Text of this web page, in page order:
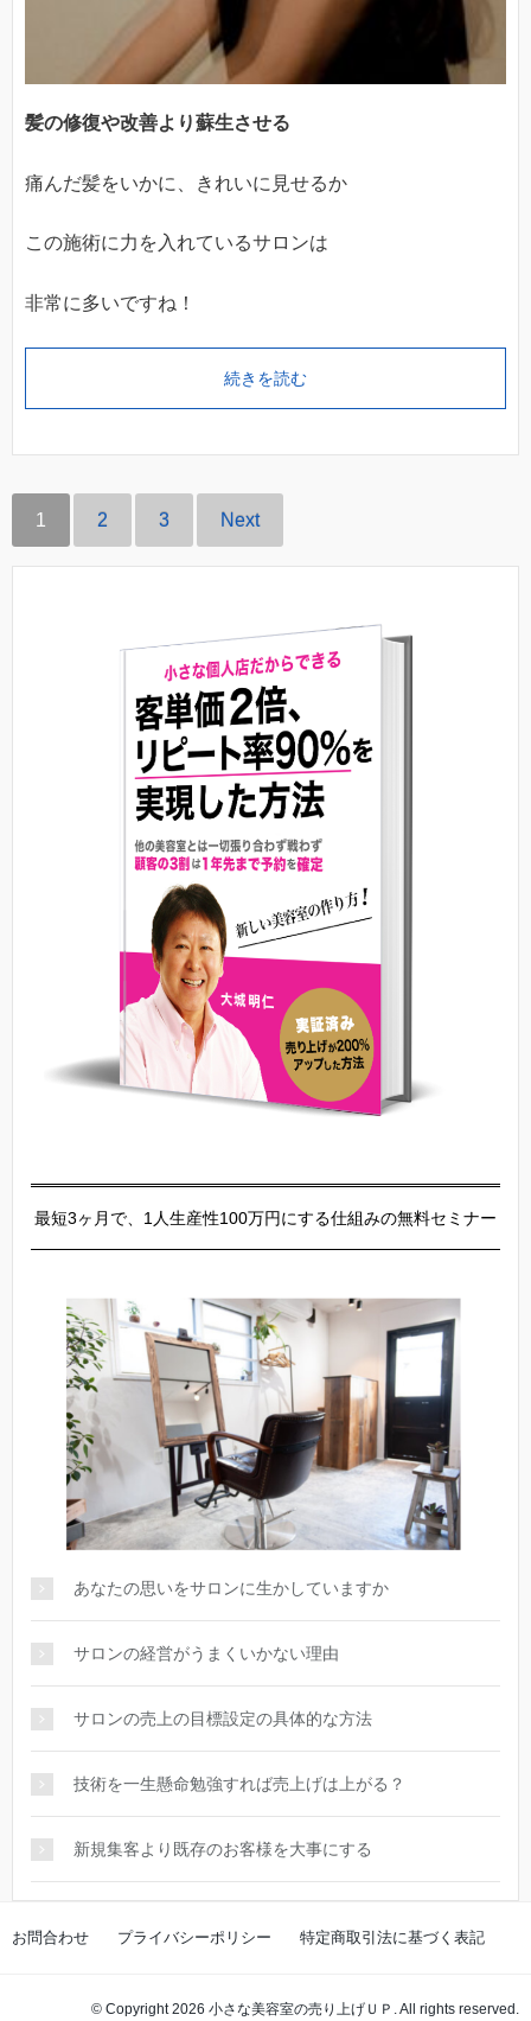
髪の修復や改善より蘇生させる
痛んだ髪をいかに、きれいに見せるか
この施術に力を入れているサロンは
非常に多いですね！
続きを読む
1 2 3 Next
最短3ヶ月で、1人生産性100万円にする仕組みの無料セミナー
あなたの思いをサロンに生かしていますか
サロンの経営がうまくいかない理由
サロンの売上の目標設定の具体的な方法
技術を一生懸命勉強すれば売上げは上がる？
新規集客より既存のお客様を大事にする
お問合わせ プライバシーポリシー 特定商取引法に基づく表記
© Copyright 2026 小さな美容室の売り上げＵＰ. All rights reserved.